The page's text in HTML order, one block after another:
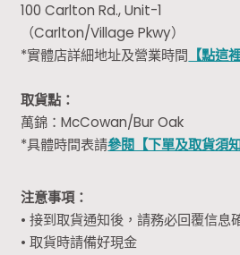
100 Carlton Rd., Unit-1
（Carlton/Village Pkwy）
*實體店詳細地址及營業時間 【點這裡
取貨點：
萬錦：McCowan/Bur Oak
*具體時間表請參閱【下單及取貨須知
注意事項：
• 接到取貨通知後，請務必回覆信息
• 取貨時請備好現金